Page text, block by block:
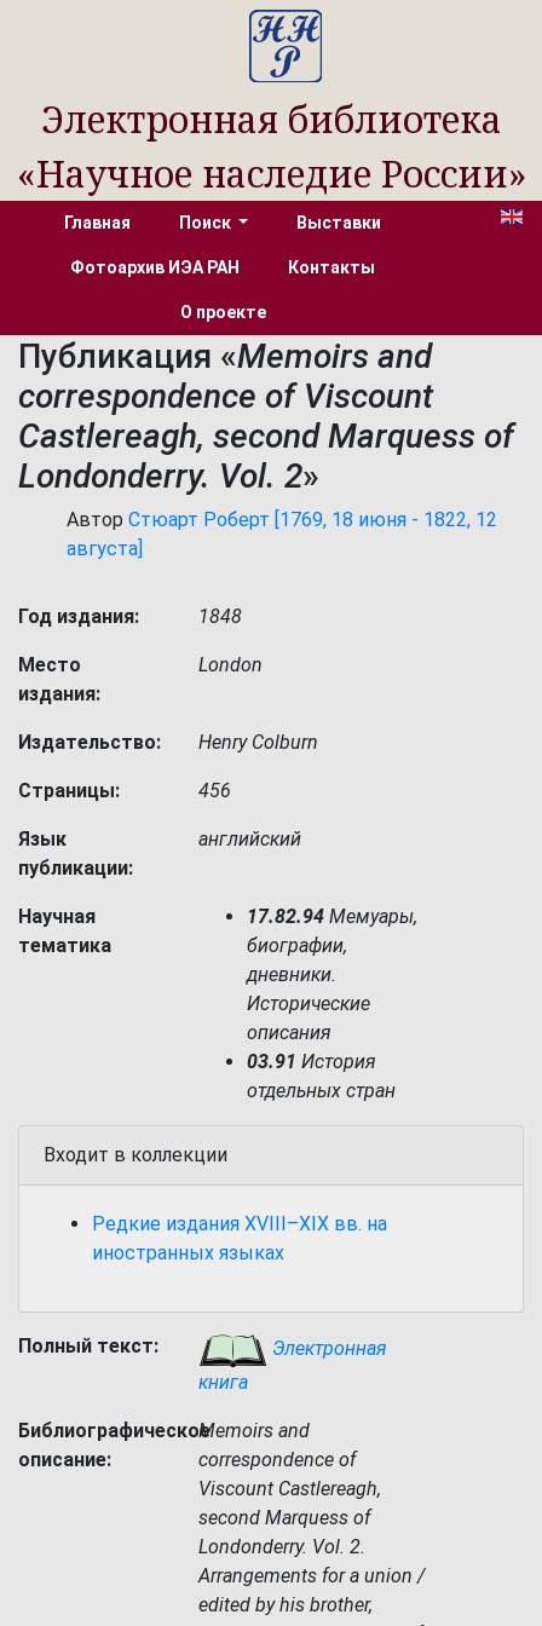
Электронная библиотека
«Научное наследие России»
Главная Поиск Выставки
Фотоархив ИЭА РАН Контакты
О проекте
Публикация «Memoirs and
correspondence of Viscount
Castlereagh, second Marquess of
Londonderry. Vol. 2»
Автор Стюарт Роберт [1769, 18 июня - 1822, 12
августа]
Год издания: 1848
Место
издания:
London
Издательство: Henry Colburn
Страницы: 456
Язык
публикации:
английский
Научная
тематика
17.82.94 Мемуары,
биографии,
дневники.
Исторические
описания
03.91 История
отдельных стран
Входит в коллекции
Редкие издания XVIII–XIX вв. на
иностранных языках
Полный текст:
Электронная
книга
Библиографическое
описание:
Memoirs and
correspondence of
Viscount Castlereagh,
second Marquess of
Londonderry. Vol. 2.
Arrangements for a union /
edited by his brother,